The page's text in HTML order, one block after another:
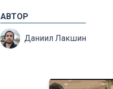
АВТОР
Даниил Лакшин